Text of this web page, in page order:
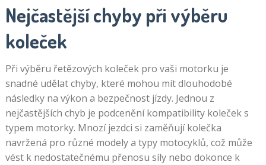
Nejčastější chyby při výběru
koleček
Při výběru řetězových koleček pro vaši motorku je
snadné udělat chyby, které mohou mít dlouhodobé
následky na výkon a bezpečnost jízdy. Jednou z
nejčastějších chyb je podcenění kompatibility koleček s
typem motorky. Mnozí jezdci si zaměňují kolečka
navržená pro různé modely a typy motocyklů, což může
vést k nedostatečnému přenosu síly nebo dokonce k